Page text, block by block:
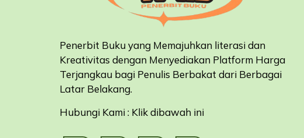
Penerbit Buku yang Memajuhkan literasi dan
Kreativitas dengan Menyediakan Platform Harga
Terjangkau bagi Penulis Berbakat dari Berbagai
Latar Belakang.
Hubungi Kami : Klik dibawah ini